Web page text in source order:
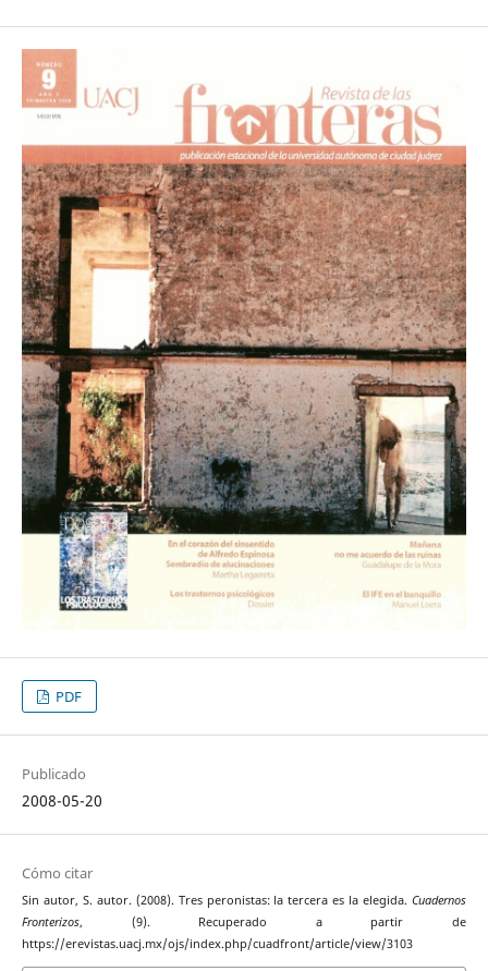
PDF
Publicado
2008-05-20
Cómo citar
Sin autor, S. autor. (2008). Tres peronistas: la tercera es la elegida.Cuadernos
Fronterizos, (9). Recuperado a partir de
https://erevistas.uacj.mx/ojs/index.php/cuadfront/article/view/3103